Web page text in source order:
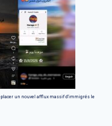
un nouvel afflux massif d'immigrés le